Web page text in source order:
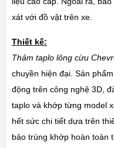
xát với đồ vật trên xe.
Thiết kế:
Thảm taplo lông cừu
chuyền hiện đại. Sản
động trên công nghệ 3D,
taplo và khớp từng model
hết sức chi tiết dựa trên
bảo trùng khớp hoàn toàn